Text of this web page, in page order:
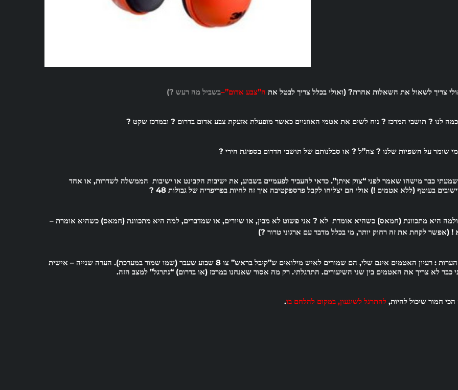
צריך לשאול את השאלות אחרת? (ואולי בכלל צריך לבטל את ה”צבע אדום”–בשביל מה רעש ?)
לנו ? תושבי המרכז ? נוח לשים את אטמי האוזניים כאשר מופעלת אזעקת צבע אדום בדרום ? ובמרכז שקט ?
שומר על השפיות שלנו ? צה”ל ? או סבלנותם של תושבי הדרום בספיגת הירי ?
כבר מישהו שאמר לפני “צוק איתן”. כדאי להעביר לפעמיים בשבוע, את ישיבות הקבינט או ישיבות הממשלה לשדרות, או אחד
בעוטף (ללא אטמים !) אולי הם יצליחו לקבל פרספקטיבה איך זה לחיות בפריפריה של גבולות 48 ?
היא מתכוונת (חמאס) כשהיא אומרת לא ? אני פשוט לא מבין, או שיורים, או שמדברים, למה היא מתכוונת (חמאס) כשהיא אומרת –
! (אפשר לקחת את זה רחוק יותר, מי בכלל מדבר עם ארגוני טרור ?)
הערה שנייה – אישית
כבר לא צריך את האטמים בין שני השיעורים. התרגלתי. רק מה אסור שאנחנו במרכז (או בדרום)“נתרגל” למצב הזה.
הכי חמור שיכול להיות,להתרגל לשיגעון, במקום להלחם בו.